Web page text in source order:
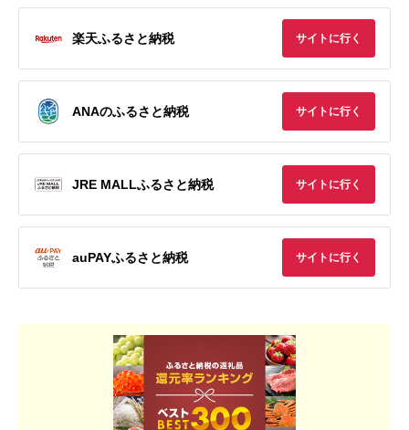
楽天ふるさと納税 サイトに行く
ANAのふるさと納税 サイトに行く
JRE MALLふるさと納税 サイトに行く
auPAYふるさと納税 サイトに行く